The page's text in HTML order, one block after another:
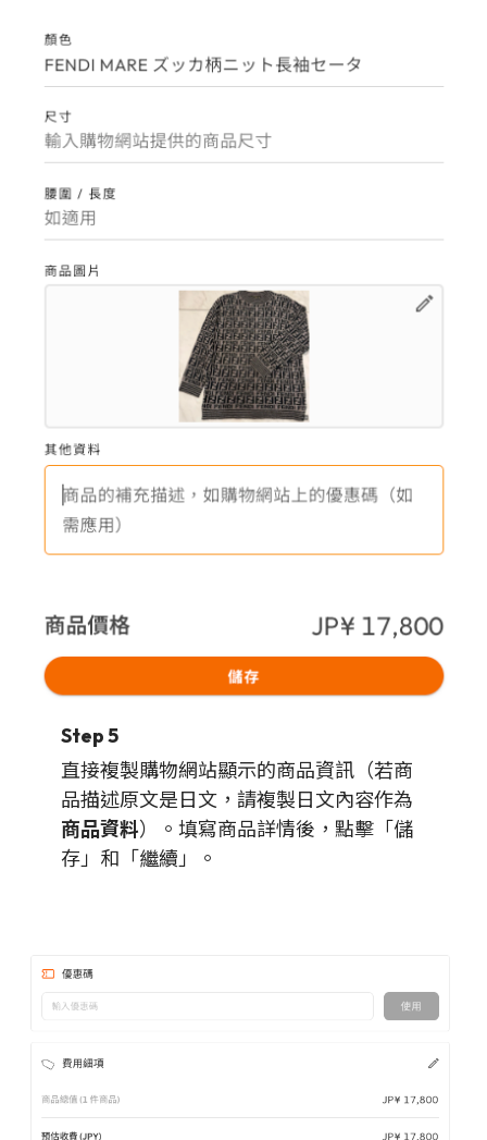
Step 5
直接複製購物網站顯示的商品資訊（若商
品描述原文是日文，請複製日文內容作為
商品資料）。填寫商品詳情後，點擊「儲
存」和「繼續」。